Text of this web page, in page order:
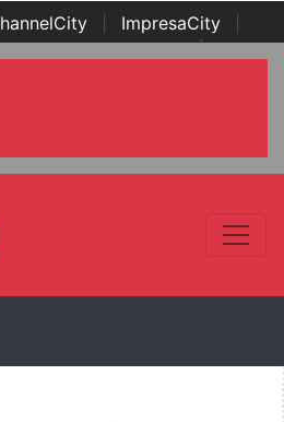
ImpresaCity
Channel Awards | Italian